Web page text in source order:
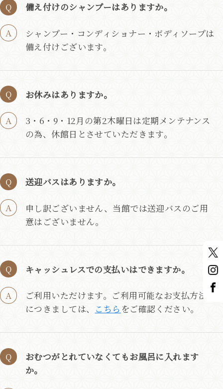
備え付けのシャンプーはありますか。
シャンプー・コンディショナー・ボディソープは
備え付けございます。
お休みはありますか。
3・6・9・12月の第2木曜日は定期メンテナンス
の為、休館日とさせていただきます。
送迎バスはありますか。
申し訳ございません、当館では送迎バスのご用
意はございません。
キャッシュレスでの支払いはできますか。
ご利用いただけます。ご利用可能なお支払方法
につきましては、 こちら をご確認ください。
おむつがとれていなくてもお風呂に入れます
か。